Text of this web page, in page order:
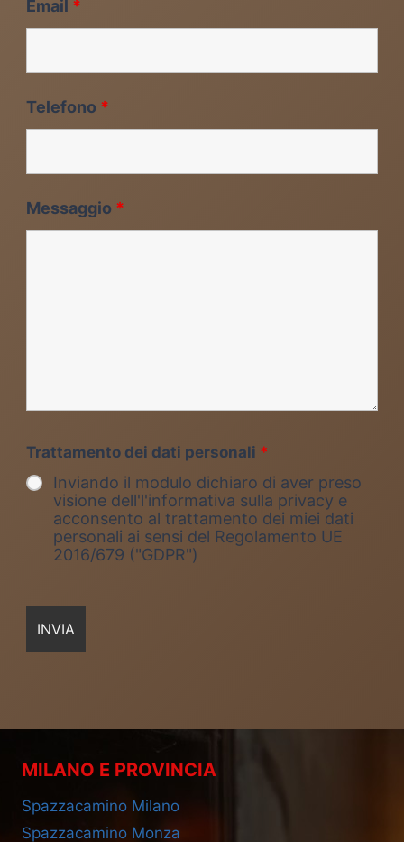
Email *
Telefono *
Messaggio *
Trattamento dei dati personali *
Inviando il modulo dichiaro di aver preso
visione dell'l'informativa sulla privacy e
acconsento al trattamento dei miei dati
personali ai sensi del Regolamento UE
2016/679 ("GDPR")
MILANO E PROVINCIA
Spazzacamino Milano
Spazzacamino Monza